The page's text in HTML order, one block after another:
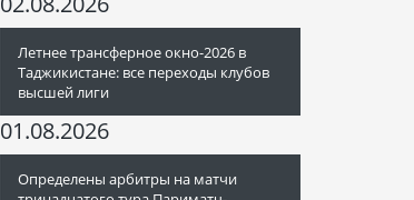
Летнее трансферное окно-2026 в
Таджикистане: все переходы клубов
высшей лиги
01.08.2026
Определены арбитры на матчи